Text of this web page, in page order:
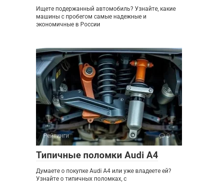
Ищете подержанный автомобиль? Узнайте, какие
машины с пробегом самые надежные и
экономичные в России
Рейтинги 0
Типичные поломки Audi A4
Думаете о покупке Audi A4 или уже владеете ей?
Узнайте о типичных поломках, с